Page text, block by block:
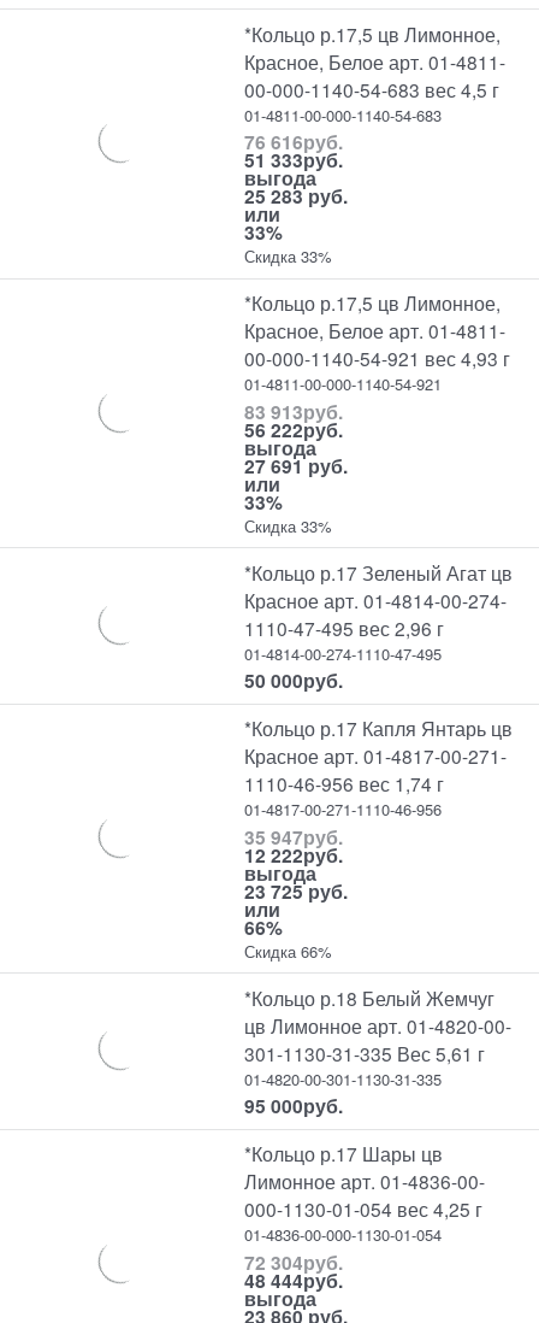
*Кольцо р.17,5 цв Лимонное,
Красное, Белое арт. 01-4811-
00-000-1140-54-683 вес 4,5 г
01-4811-00-000-1140-54-683
76 616руб.
51 333руб.
выгода
25 283 руб.
или
33%
Скидка 33%
*Кольцо р.17,5 цв Лимонное,
Красное, Белое арт. 01-4811-
00-000-1140-54-921 вес 4,93 г
01-4811-00-000-1140-54-921
83 913руб.
56 222руб.
выгода
27 691 руб.
или
33%
Скидка 33%
*Кольцо р.17 Зеленый Агат цв
Красное арт. 01-4814-00-274-
1110-47-495 вес 2,96 г
01-4814-00-274-1110-47-495
50 000руб.
*Кольцо р.17 Капля Янтарь цв
Красное арт. 01-4817-00-271-
1110-46-956 вес 1,74 г
01-4817-00-271-1110-46-956
35 947руб.
12 222руб.
выгода
23 725 руб.
или
66%
Скидка 66%
*Кольцо р.18 Белый Жемчуг
цв Лимонное арт. 01-4820-00-
301-1130-31-335 Вес 5,61 г
01-4820-00-301-1130-31-335
95 000руб.
*Кольцо р.17 Шары цв
Лимонное арт. 01-4836-00-
000-1130-01-054 вес 4,25 г
01-4836-00-000-1130-01-054
72 304руб.
48 444руб.
выгода
23 860 руб.